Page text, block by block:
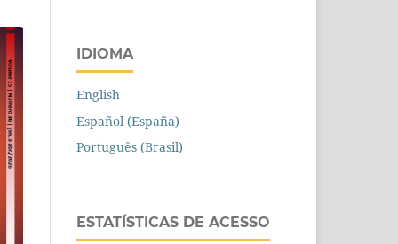
IDIOMA
English
Español (España)
Português (Brasil)
ESTATÍSTICAS DE ACESSO